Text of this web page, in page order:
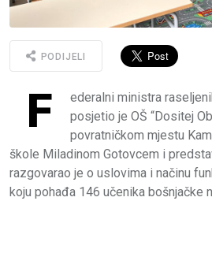
PODIJELI
F
ederalni ministra
posjetio je OŠ “Dositej
povratničkom mjestu
škole Miladinom Gotovcem i
razgovarao je o uslovima i načinu
koju pohađa 146 učenika bošnjačke